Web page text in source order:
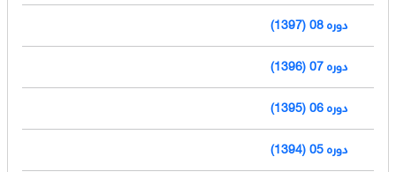
دوره 08 (1397)
دوره 07 (1396)
دوره 06 (1395)
دوره 05 (1394)